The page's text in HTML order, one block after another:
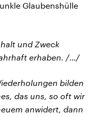
Glaubenshülle
und Zweck
erhaben. /…/
bilden
das uns, so oft wir
anwidert, dann